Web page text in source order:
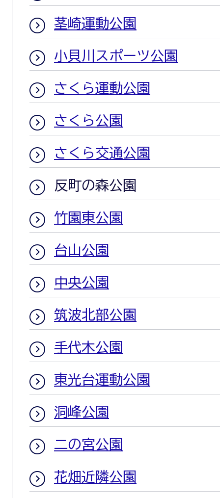
茎崎運動公園
小貝川スポーツ公園
さくら運動公園
さくら公園
さくら交通公園
反町の森公園
竹園東公園
台山公園
中央公園
筑波北部公園
手代木公園
東光台運動公園
洞峰公園
二の宮公園
花畑近隣公園